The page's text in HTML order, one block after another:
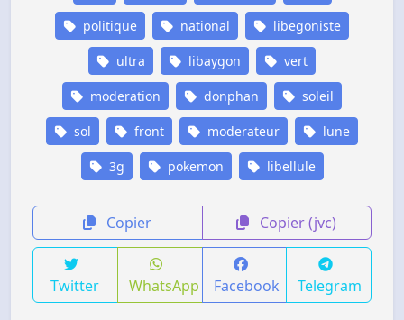
politique national libegoniste
ultra libaygon vert
moderation donphan soleil
sol front moderateur lune
3g pokemon libellule
Copier Copier (jvc)
Twitter WhatsApp Facebook Telegram